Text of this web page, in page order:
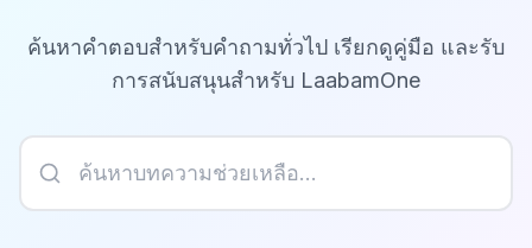
ค้นหาคำตอบสำหรับคำถามทั่วไป เรียกดูคู่มือ และรับ
การสนับสนุนสำหรับ LaabamOne